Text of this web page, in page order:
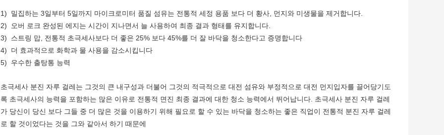
1) 밀집하는 3일부터 5일까지 마이크로미터 품질 섬유는 전통적 세정 용품 보다 더 황사, 먼지와 미생물을 제거합니다.
2) 오버 로크 완성된 에지는 시간이 지나면서 늘 사용하여 최종 결과 형태를 유지합니다.
3) 스트링 맙, 전통적 초극세사보다 더 좋은 25% 보다 45%를 더 잘 바닥을 청소한다고 증명합니다
4) 더 효과적으로 화학과 물 사용을 감소시킵니다
5) 우수한 출탕통 능력
초극세사 분진 자루 걸레는 그것의 큰 내구성과 더불어 그것의 적극적으로 대전 섬유와 부정적으로 대전 먼지입자를 끌어당기도
록 초극세사의 능력을 포함하는 많은 이유로 전통적 면진 최종 결과에 대한 청소 능력에서 뛰어납니다. 초극세사 분진 자루 걸레
가 당신이 당신 보다 그들 중 더 많은 것을 이용하기 위해 필요로 할 수 있는 바닥을 청소하는 좋은 직업이 전통적 분진 자루 걸레
로 할 것이었다는 것을 그와 같아서 하기 때문에